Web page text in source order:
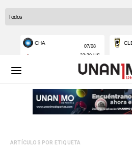
ARTÍCULOS POR ETIQUETA